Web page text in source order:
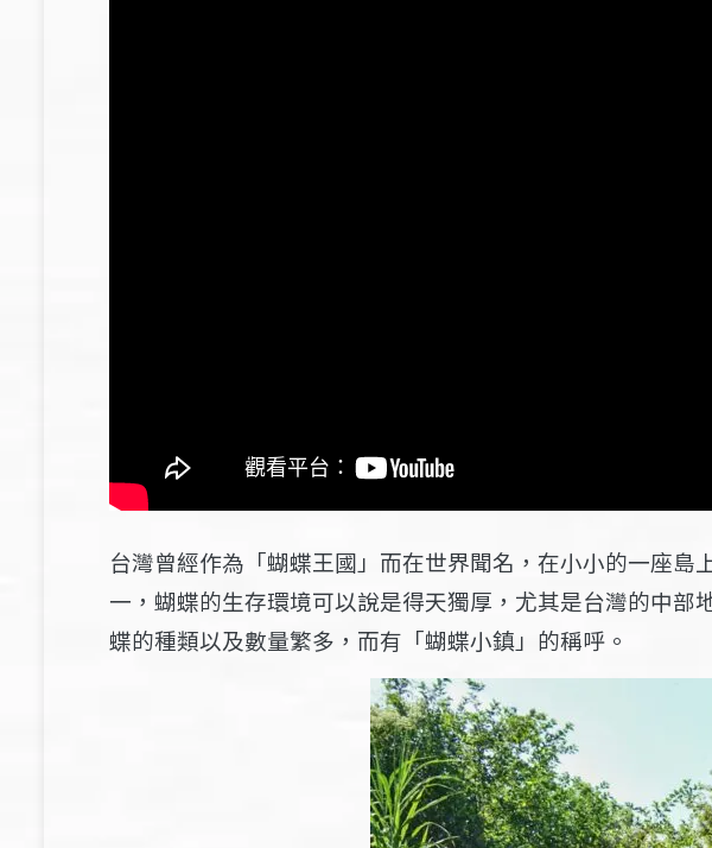
台灣曾經作為「蝴蝶王國」而在世界聞名，在小小的一座
一，蝴蝶的生存環境可以說是得天獨厚，尤其是台灣的中
蝶的種類以及數量繁多，而有「蝴蝶小鎮」的稱呼。